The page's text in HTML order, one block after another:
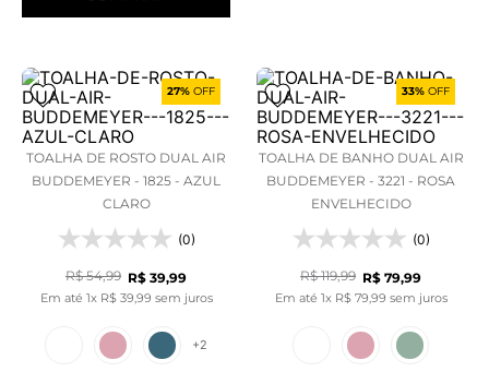
27% OFF
TOALHA DE ROSTO DUAL AIR
BUDDEMEYER - 1825 - AZUL
CLARO
(0)
R$ 54,99 R$ 39,99
Em até 1x R$ 39 99 sem juros
+2
33% OFF
TOALHA DE BANHO DUAL AIR
BUDDEMEYER - 3221 - ROSA
ENVELHECIDO
(0)
R$ 119,99 R$ 79,99
Em até 1x R$ 79 99 sem juros